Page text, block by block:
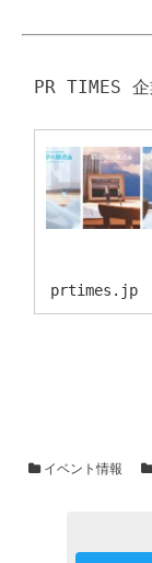
prtimes.jp
イベント情報